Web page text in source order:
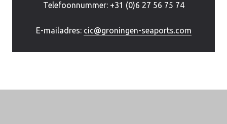
Telefoonnummer: +31 (0)6 27 56 75 74
E-mailadres: cic@groningen-seaports.com